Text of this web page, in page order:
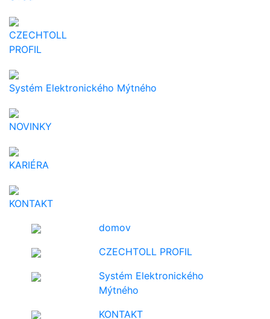
CZECHTOLL
PROFIL
Systém Elektronického Mýtného
NOVINKY
KARIÉRA
KONTAKT
domov
CZECHTOLL PROFIL
Systém Elektronického
Mýtného
KONTAKT